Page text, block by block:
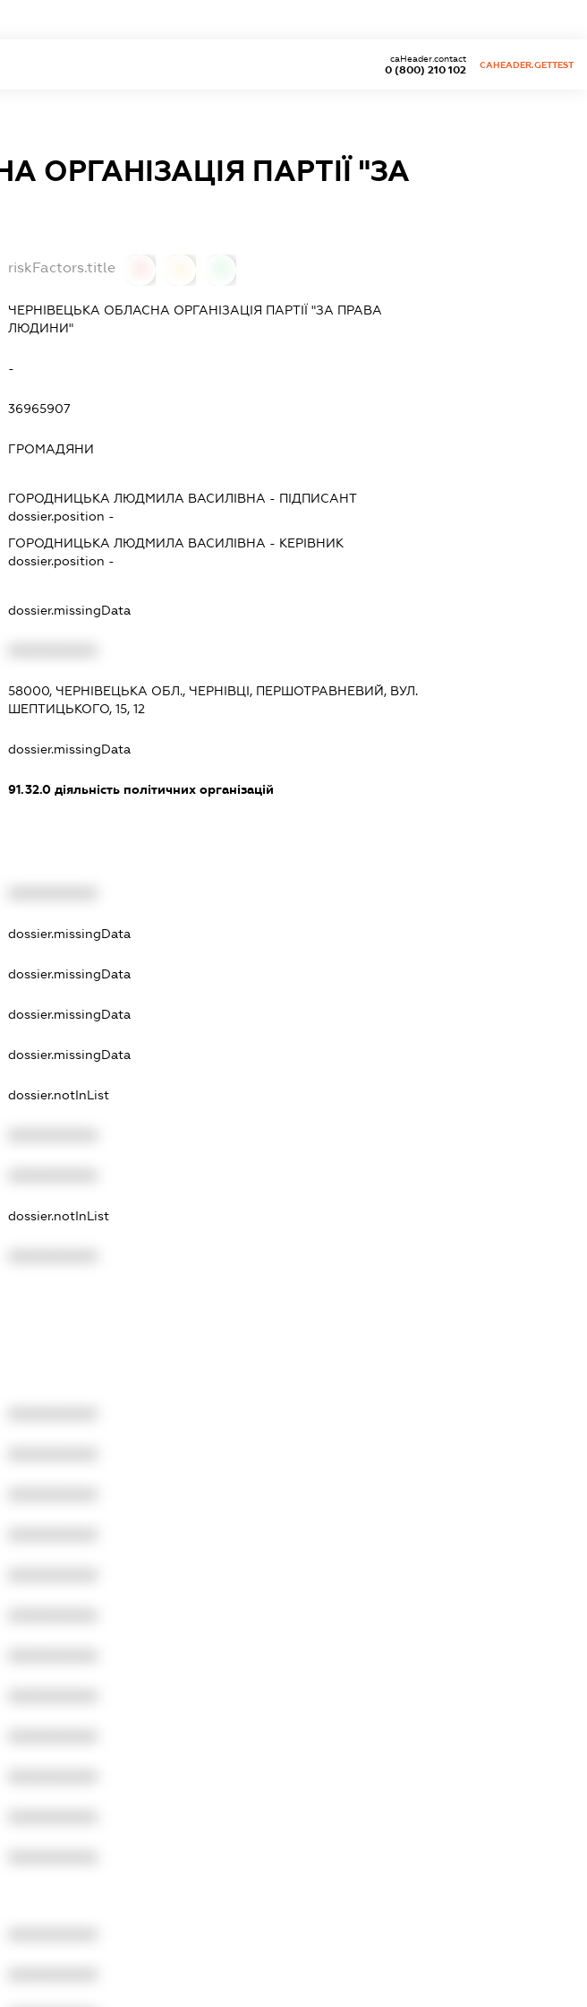
0 (800) 210 102
caHeader.contact
CAHEADER.GETTEST
ОРГАНІЗАЦІЯ ПАРТІЇ "ЗА
riskFactors.title
ЧЕРНІВЕЦЬКА ОБЛАСНА ОРГАНІЗАЦІЯ ПАРТІЇ "ЗА ПРАВА
ЛЮДИНИ"
-
36965907
ГРОМАДЯНИ
ГОРОДНИЦЬКА ЛЮДМИЛА ВАСИЛІВНА - ПІДПИСАНТ
dossier.position -
ГОРОДНИЦЬКА ЛЮДМИЛА ВАСИЛІВНА - КЕРІВНИК
dossier.position -
dossier.missingData
58000, ЧЕРНІВЕЦЬКА ОБЛ., ЧЕРНІВЦІ, ПЕРШОТРАВНЕВИЙ, ВУЛ.
ШЕПТИЦЬКОГО, 15, 12
dossier.missingData
91.32.0 діяльність політичних організацій
dossier.missingData
dossier.missingData
dossier.missingData
dossier.missingData
dossier.notInList
dossier.notInList